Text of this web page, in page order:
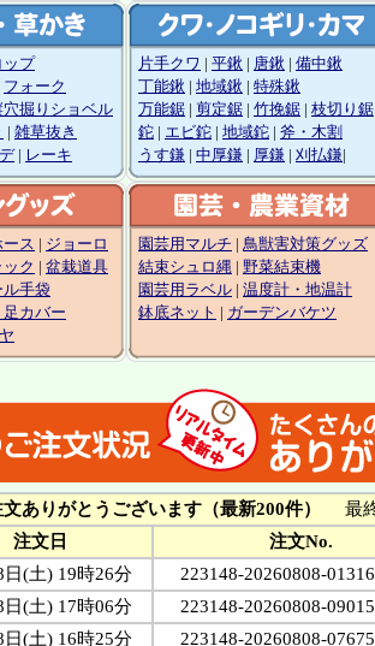
ップ
フォーク
穴掘りショベル
雑草抜き
| レーキ
片手クワ 平鍬 唐鍬
備中鍬
丁能鍬
地域鍬
特殊鍬
万能鋸
剪定鋸 竹挽鋸
枝切り鋸
鉈
エビ鉈 地域鉈
斧・木割
うす鎌
中厚鎌 厚鎌 刈払鎌
ス
ジョーロ
ク
盆栽道具
ル手袋
足カバー
園芸用マルチ
鳥獣害対策グッズ
結束シュロ縄
野菜結束機
園芸用ラベル
温度計・地温計
鉢底ネット
ガーデンバケツ